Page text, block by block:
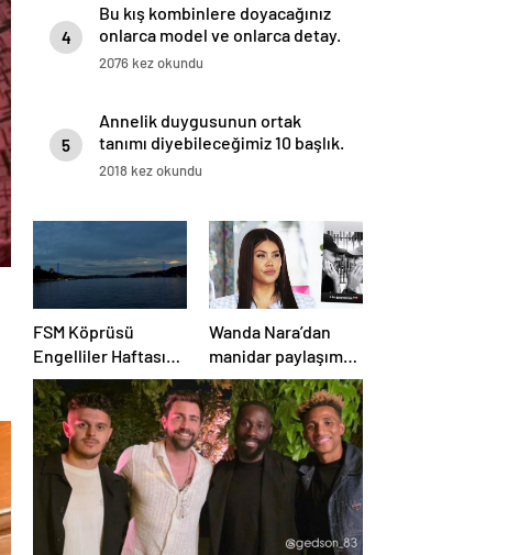
4
Bu kış kombinlere doyacağınız
onlarca model ve onlarca detay.
2076 kez okundu
5
Annelik duygusunun ortak
tanımı diyebileceğimiz 10 başlık.
2018 kez okundu
FSM Köprüsü
Engelliler Haftası
İçin Mavi Aydınlatıldı
Wanda Nara’dan
manidar paylaşım:
Hayat devam ediyor
ve bazen güçlü
değilim